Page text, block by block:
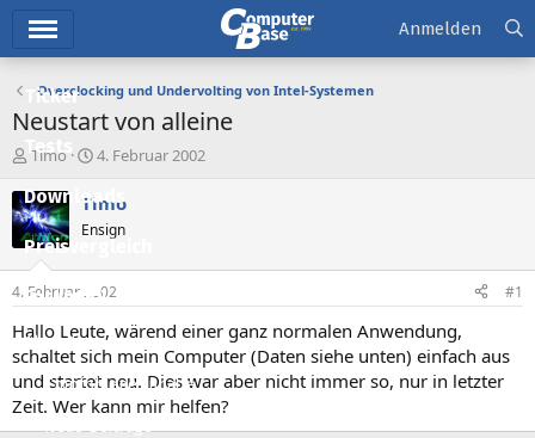
Ticker
Tests
Downloads
Preisvergleich
Forum
Aktuelles
Empfohlene Inhalte
Neue Beiträge
Anmelden
Overclocking und Undervolting von Intel-Systemen
Neustart von alleine
E
s
t
e
l
e
r
Timo
E
s
e
t
a
m
4. Februar 2002
Timo
Ensign
4. Februar 2002 #1
Hallo Leute, wärend einer ganz normalen Anwendung,
schaltet sich mein Computer (Daten siehe unten) einfach aus
und startet neu. Dies war aber nicht immer so, nur in letzter
Zeit. Wer kann mir helfen?